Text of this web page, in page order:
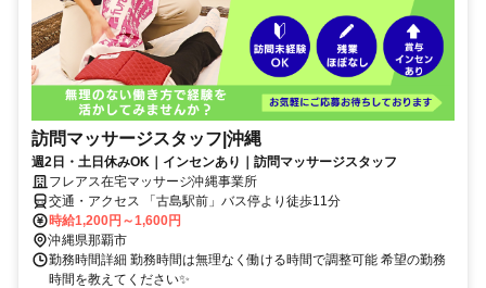
訪問マッサージスタッフ|沖縄
週2日・土日休みOK｜インセンあり｜訪問マッサージスタッフ
フレアス在宅マッサージ沖縄事業所
交通・アクセス 「古島駅前」バス停より徒歩11分
時給1,200円～1,600円
沖縄県那覇市
勤務時間詳細 勤務時間は無理なく働ける時間で調整可能 希望の勤務
時間を教えてください✨